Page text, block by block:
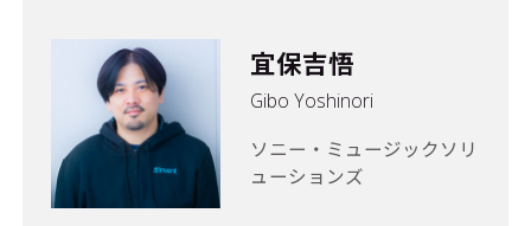
宜保吉悟
Gibo Yoshinori
ソニー・ミュージックソリ
ューションズ